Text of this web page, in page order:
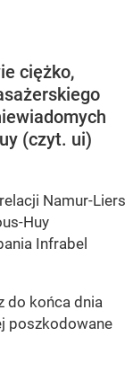
ciężko,
(czyt. ui)
Namur-Liers
Huy
Infrabel
do końca dnia
poszkodowane